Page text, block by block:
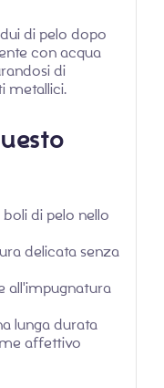
di pelo dopo
con acqua
di
metallici.
di pelo nello
delicata senza
all'impugnatura
lunga durata
affettivo